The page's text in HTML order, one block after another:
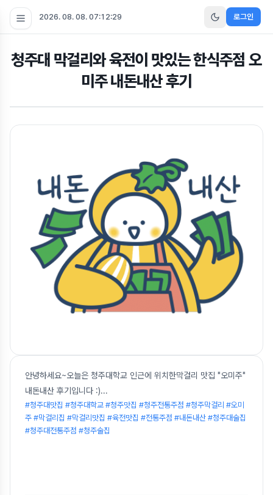
2026. 08. 08. 07:12:30 로그인
청주대 막걸리와 육전이 맛있는 한식주점 오
미주 내돈내산 후기
안녕하세요~오늘은 청주대학교 인근에 위치한막걸리 맛집 "오미주"
내돈내산 후기입니다 :)...
#청주대맛집 #청주대학교 #청주맛집 #청주전통주점 #청주막걸리 #오미
주 #막걸리집 #막걸리맛집 #육전맛집 #전통주점 #내돈내산 #청주대술집
#청주대전통주점 #청주술집